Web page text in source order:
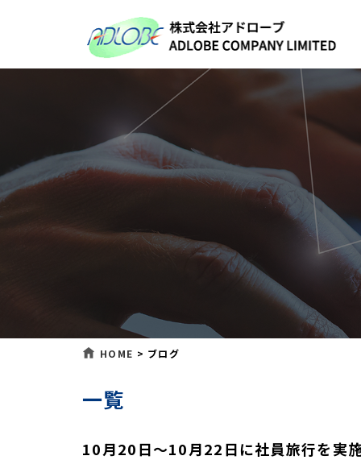
HOME > ブログ
一覧
10月20日～10月22日に社員旅行を実